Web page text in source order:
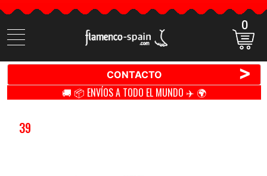
Buscar
productos
0
CONTACTO >
🚚 📦 ENVÍOS A TODO EL MUNDO ✈️ 🌍
39